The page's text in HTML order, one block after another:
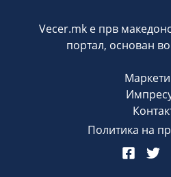
Vecer.mk е прв
портал, основан
Политика на